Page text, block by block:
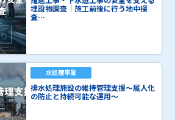
埋設物調査｜施工前後に行う地中探
査…
水処理事業
排水処理施設の維持管理支援～属人化
の防止と持続可能な運用～